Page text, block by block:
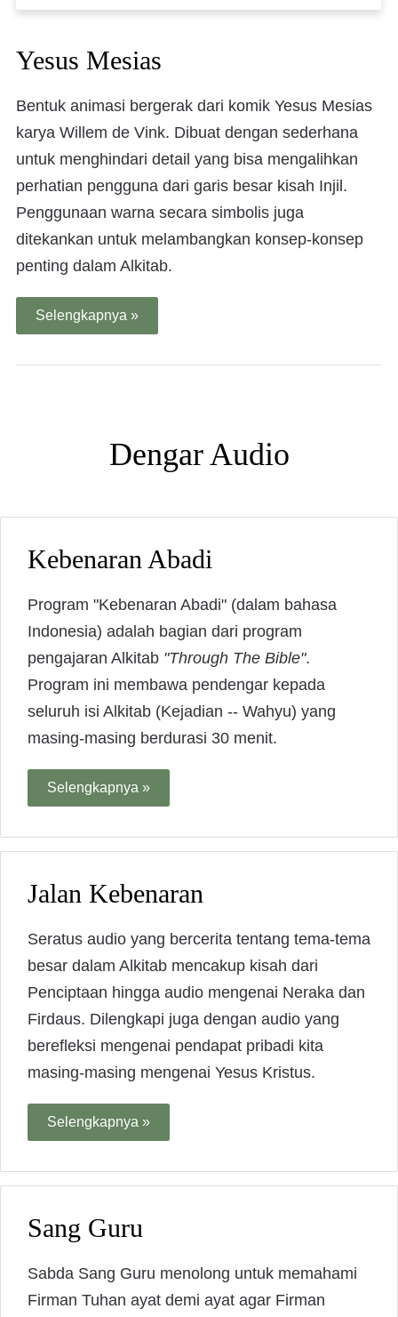
Yesus Mesias
Bentuk animasi bergerak dari komik Yesus Mesias
karya Willem de Vink. Dibuat dengan sederhana
untuk menghindari detail yang bisa mengalihkan
perhatian pengguna dari garis besar kisah Injil.
Penggunaan warna secara simbolis juga
ditekankan untuk melambangkan konsep-konsep
penting dalam Alkitab.
Selengkapnya »
Dengar Audio
Kebenaran Abadi
Program "Kebenaran Abadi" (dalam bahasa
Indonesia) adalah bagian dari program
pengajaran Alkitab "Through The Bible".
Program ini membawa pendengar kepada
seluruh isi Alkitab (Kejadian -- Wahyu) yang
masing-masing berdurasi 30 menit.
Selengkapnya »
Jalan Kebenaran
Seratus audio yang bercerita tentang tema-tema
besar dalam Alkitab mencakup kisah dari
Penciptaan hingga audio mengenai Neraka dan
Firdaus. Dilengkapi juga dengan audio yang
berefleksi mengenai pendapat pribadi kita
masing-masing mengenai Yesus Kristus.
Selengkapnya »
Sang Guru
Sabda Sang Guru menolong untuk memahami
Firman Tuhan ayat demi ayat agar Firman